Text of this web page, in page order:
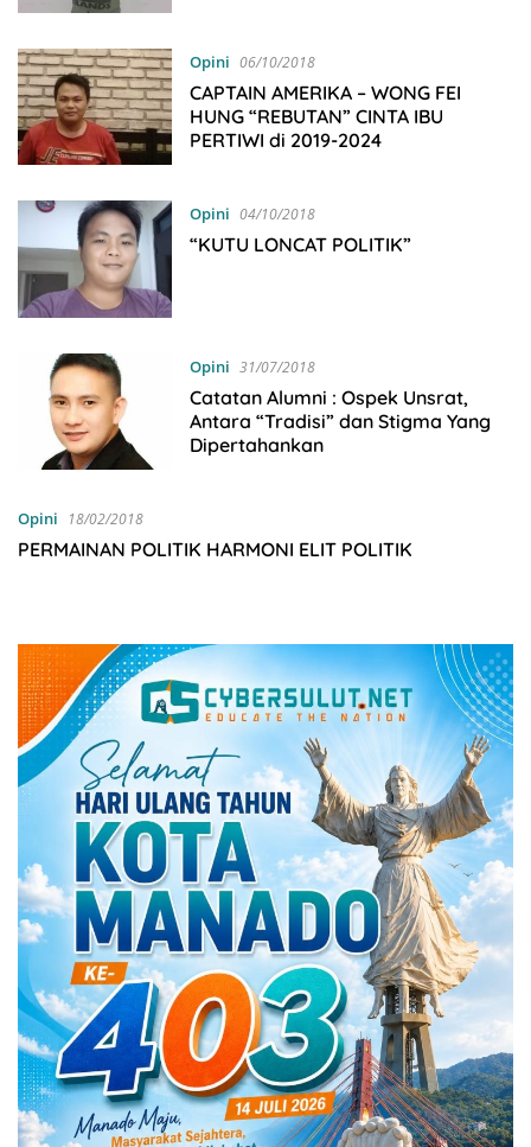
Opini 06/10/2018
CAPTAIN AMERIKA – WONG FEI
HUNG “REBUTAN” CINTA IBU
PERTIWI di 2019-2024
Opini 04/10/2018
“KUTU LONCAT POLITIK”
Opini 31/07/2018
Catatan Alumni : Ospek Unsrat,
Antara “Tradisi” dan Stigma Yang
Dipertahankan
Opini 18/02/2018
PERMAINAN POLITIK HARMONI ELIT POLITIK